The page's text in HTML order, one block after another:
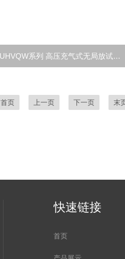
UHVQW系列 高压充气式无局放试验系统
首页 上一页 下一页 末
快速链接
首页